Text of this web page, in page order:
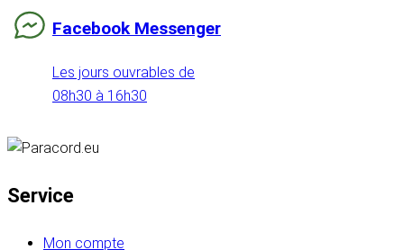
Facebook Messenger
Les jours ouvrables de
08h30 à 16h30
Service
Mon compte